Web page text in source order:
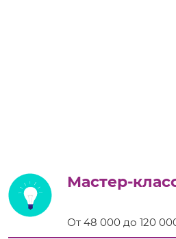
Мастер-
От 48 000 до 120